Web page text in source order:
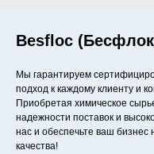
Besfloc
Мы гарантируем
подход к каждому клиенту и
Приобретая химическое
надежности поставок и
нас и обеспечьте ваш
качества!